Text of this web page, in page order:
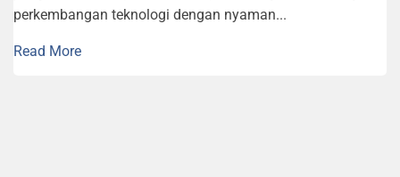
perkembangan teknologi dengan nyaman...
Read More